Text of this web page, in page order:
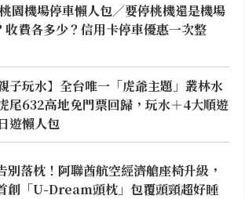
園機場停車懶人包／要停桃機還是機場
收費各多少？信用卡停車優惠一次整
子玩水】全台唯一「虎爺主題」叢林水
尾632高地免門票回歸，玩水＋4大順遊
遊懶人包
別落枕！阿聯酋航空經濟艙座椅升級，
創「U-Dream頭枕」包覆頭頸超好睡